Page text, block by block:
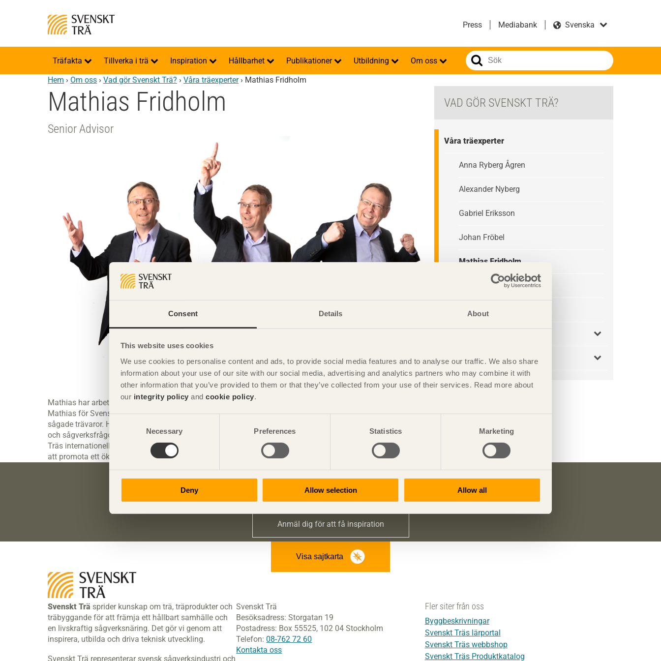
Consent Details About
This website uses cookies
We use cookies to personalise content and ads, to provide social media features and to analyse our traffic. We also share
information about your use of our site with our social media, advertising and analytics partners who may combine it with
other information that you’ve provided to them or that they’ve collected from your use of their services. Read more about
our integrity policy and cookie policy.
Necessary Preferences Statistics Marketing
Deny Allow selection Allow all
Press Mediabank
Träfakta Tillverka i trä Inspiration Hållbarhet Publikationer Utbildning Om oss
Hem › Om oss › Vad gör Svenskt Trä? › Våra träexperter› Mathias Fridholm
Mathias Fridholm
Senior Advisor
Mathias har arbetat i 25 år i ledande positioner inom svensk sågverksindustri. I sin nuvarande roll ansvarar
Mathias för Svenskt Träs kommittéer inom lövträ, träförpackningar, träfasader och teknik/standardisering för
sågade trävaror. Han representerar dessutom Sverige i styrelserna för de organisationer i Bryssel som driver trä-
och sågverksfrågor i EU. Med sin tidigare bakgrund från arbete utomlands är han också engagerad i Svenskt
Träs internationella frågor. Bland annat är han styrelseordförande i European Wood - ett europeiskt initiativ för
att promota ett ökat träbyggande i Kina.
VAD GÖR SVENSKT TRÄ?
Våra träexperter
Anna Ryberg Ågren
Alexander Nyberg
Gabriel Eriksson
Johan Fröbel
Mathias Fridholm
Patrice Godonou
Susanne Rudenstam
Podcast
Bli inspirerad och lär dig mer om trä
Anmäl dig här för att få information om publikationer, seminarier och Svenskt Träs nyhetsbrev
Anmäl dig för att få inspiration
Visa sajtkarta
Svenskt Trä sprider kunskap om trä, träprodukter och
träbyggande för att främja ett hållbart samhälle och
en livskraftig sågverksnäring. Det gör vi genom att
inspirera, utbilda och driva teknisk utveckling.
Svenskt Trä representerar svensk sågverksindustri och
Svenskt Trä
Besöksadress: Storgatan 19
Postadress: Box 55525, 102 04 Stockholm
Telefon: 08-762 72 60
Kontakta oss
Fler siter från oss
Byggbeskrivningar
Svenskt Träs lärportal
Svenskt Träs webbshop
Svenskt Träs Produktkatalog